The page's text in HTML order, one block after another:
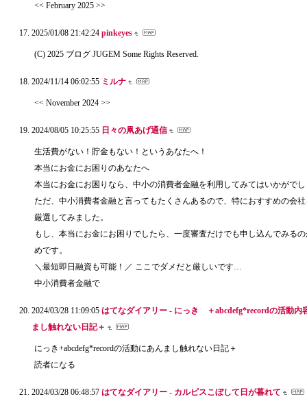
<< February 2025 >>
2025/01/08 21:42:24 pinkeyes
(C) 2025 ブログ JUGEM Some Rights Reserved.
2024/11/14 06:02:55 ミルナ
<< November 2024 >>
2024/08/05 10:25:55 日々の凧あげ通信
生活費がない！貯金もない！というあなたへ！
本当にお金にお困りのあなたへ
本当にお金にお困りなら、中小の消費者金融を利用してみてはいかがで
ただ、中小消費者金融と言ってもたくさんあるので、特におすすめの会
厳選してみました。
もし、本当にお金にお困りでしたら、一度審査だけでも申し込んでみる
めです。
＼最短即日融資も可能！／ ここでダメだと厳しいです…
中小消費者金融で
2024/03/28 11:09:05 はてなダイアリー - にっき ＋abcdefg*recordの活動内
まし触れない日記＋
にっき+abcdefg*recordの活動にあんまし触れない日記＋
読者になる
2024/03/28 06:48:57 はてなダイアリー - カルピスこぼして日が暮れて